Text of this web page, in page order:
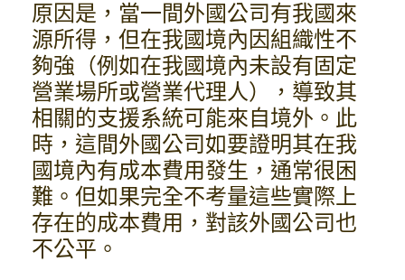
原因是，當一間外國公司有我國來
源所得，但在我國境內因組織性不
夠強（例如在我國境內未設有固定
營業場所或營業代理人），導致其
相關的支援系統可能來自境外。此
時，這間外國公司如要證明其在我
國境內有成本費用發生，通常很困
難。但如果完全不考量這些實際上
存在的成本費用，對該外國公司也
不公平。